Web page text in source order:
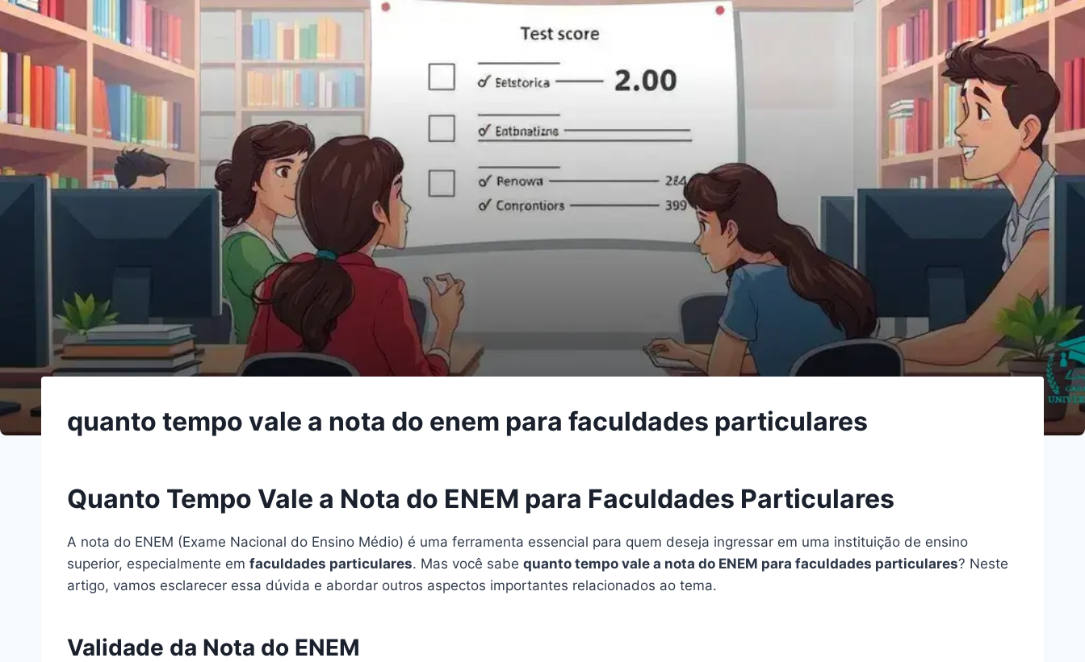
quanto tempo vale a nota do enem para faculdades particulares
Quanto Tempo Vale a Nota do ENEM para Faculdades Particulares
A nota do ENEM (Exame Nacional do Ensino Médio) é uma ferramenta essencial para quem deseja ingressar em uma instituição de ensino
superior, especialmente em faculdades particulares. Mas você sabe quanto tempo vale a nota do ENEM para faculdades particulares? Neste
artigo, vamos esclarecer essa dúvida e abordar outros aspectos importantes relacionados ao tema.
Validade da Nota do ENEM